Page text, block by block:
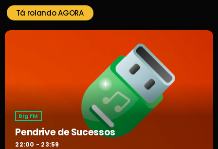
Tá rolando AGORA
Big FM
Pendrive de Sucessos
22:00 - 23:59